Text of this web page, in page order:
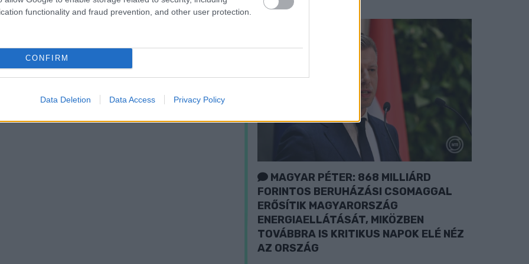
functionality and fraud prevention, and other user protection.
CONFIRM
Data Deletion Data Access Privacy Policy
MAGYAR PÉTER: 868 MILLIÁRD
FORINTOS BERUHÁZÁSI CSOMAGGAL
ERŐSÍTIK MAGYARORSZÁG
ENERGIAELLÁTÁSÁT, MIKÖZBEN
TOVÁBBRA IS KRITIKUS NAPOK ELÉ NÉZ
AZ ORSZÁG